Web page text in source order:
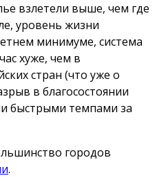
взлетели выше, чем где
уровень жизни
минимуме, система
хуже, чем в
стран (что уже о
в благосостоянии
быстрыми темпами за
городов
.